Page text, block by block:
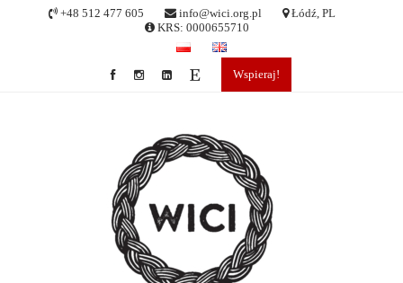
+48 512 477 605 info@wici.org.pl
Łódź, PL
KRS: 0000655710
Wspieraj!